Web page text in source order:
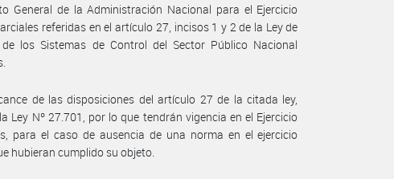
General de la Administración Nacional para el Ejercicio
referidas en el artículo 27, incisos 1 y 2 de la Ley de
los Sistemas de Control del Sector Público Nacional
de las disposiciones del artículo 27 de la citada ley,
Ley Nº 27.701, por lo que tendrán vigencia en el Ejercicio
para el caso de ausencia de una norma en el ejercicio
hubieran cumplido su objeto.